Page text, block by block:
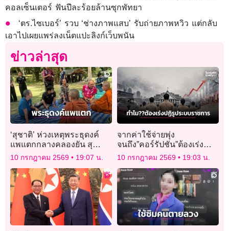
คอลเซ็นเตอร์ ฟันปีละร้อยล้านซุกพัทยา
‘ตร.ไซเบอร์’ รวบ ‘ช่างภาพแสบ’ รับถ่ายภาพหวิว แต่กลับ
เอาไปเผยแพร่ลงเน็ตแปะลิงก์เว็บพนัน
ข่าวล่าสุด
‘สุชาติ’ ห่วงเหตุพระธุดงค์
แพแตกกลางคลองยัน สุ
ราษฎร์ฯช่วยได้แล้ว 11 รูป
ยังสูญหาย 1 รูป
10 กรกฎาคม 2569 19:07 น.
จากค่าใช้จ่ายพุ่ง
จนถึง”คอร์รัปชัน”ต้องเร่ง
ปฏิรูประบบราชการ
10 กรกฎาคม 2569 19:03 น.